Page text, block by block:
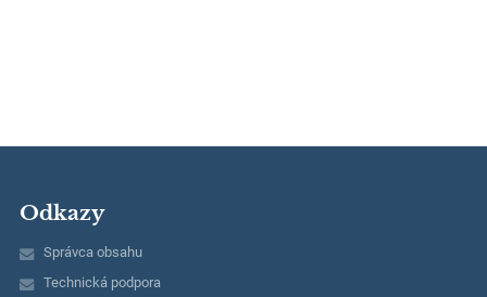
Odkazy
Správca obsahu
Technická podpora